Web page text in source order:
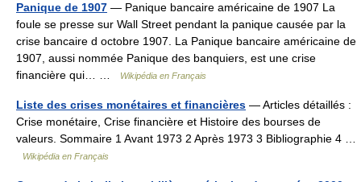
Panique de 1907 — Panique bancaire américaine de 1907 La
foule se presse sur Wall Street pendant la panique causée par la
crise bancaire d octobre 1907. La Panique bancaire américaine de
1907, aussi nommée Panique des banquiers, est une crise
financière qui… …
Wikipédia en Français
Liste des crises monétaires et financières — Articles détaillés :
Crise monétaire, Crise financière et Histoire des bourses de
valeurs. Sommaire 1 Avant 1973 2 Après 1973 3 Bibliographie 4 …
Wikipédia en Français